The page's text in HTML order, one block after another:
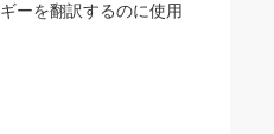
ーを翻訳するのに使用